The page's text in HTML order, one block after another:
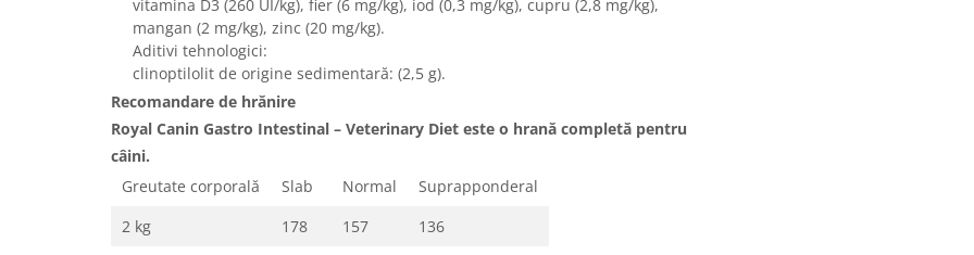
vitamina D3 (260 UI/kg), fier (6 mg/kg), iod (0,3 mg/kg), cupru (2,8 mg/kg),
mangan (2 mg/kg), zinc (20 mg/kg).
Aditivi tehnologici:
clinoptilolit de origine sedimentară: (2,5 g).
Recomandare de hrănire
Royal Canin Gastro Intestinal – Veterinary Diet este o hrană completă pentru
câini.
Greutate corporală
Slab Normal
Suprapponderal
2 kg
178 157
136